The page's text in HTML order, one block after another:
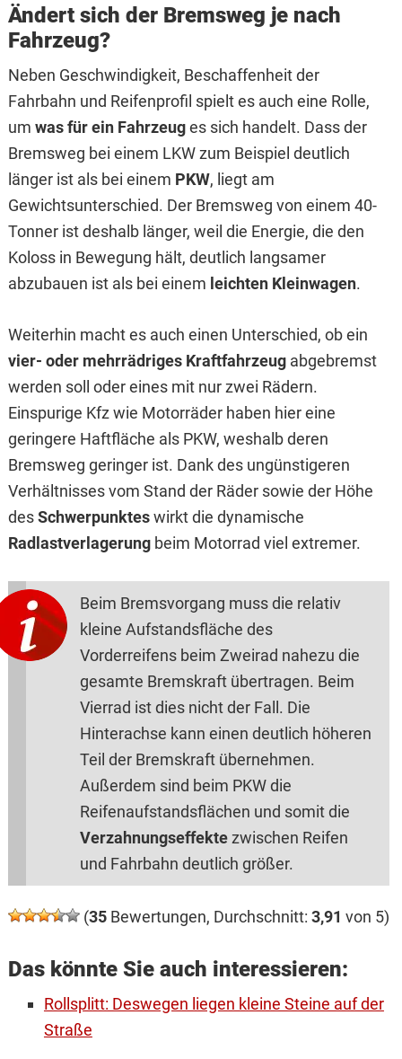
Ändert sich der Bremsweg je nach
Fahrzeug?
Neben Geschwindigkeit, Beschaffenheit der
Fahrbahn und Reifenprofil spielt es auch eine Rolle,
um was für ein Fahrzeuges sich handelt. Dass der
Bremsweg bei einem LKW zum Beispiel deutlich
länger ist als bei einem PKW, liegt am
Gewichtsunterschied. Der Bremsweg von einem 40-
Tonner ist deshalb länger, weil die Energie, die den
Koloss in Bewegung hält, deutlich langsamer
abzubauen ist als bei einem leichten Kleinwagen.
Weiterhin macht es auch einen Unterschied, ob ein
vier- oder mehrrädriges Kraftfahrzeugabgebremst
werden soll oder eines mit nur zwei Rädern.
Einspurige Kfz wie Motorräder haben hier eine
geringere Haftfläche als PKW, weshalb deren
Bremsweg geringer ist. Dank des ungünstigeren
Verhältnisses vom Stand der Räder sowie der Höhe
desSchwerpunkteswirkt die dynamische
Radlastverlagerungbeim Motorrad viel extremer.
Beim Bremsvorgang muss die relativ
kleine Aufstandsfläche des
Vorderreifens beim Zweirad nahezu die
gesamte Bremskraft übertragen. Beim
Vierrad ist dies nicht der Fall. Die
Hinterachse kann einen deutlich höheren
Teil der Bremskraft übernehmen.
Außerdem sind beim PKW die
Reifenaufstandsflächen und somit die
Verzahnungseffektezwischen Reifen
und Fahrbahn deutlich größer.
(35Bewertungen, Durchschnitt: 3,91 von 5)
Das könnte Sie auch interessieren:
Rollsplitt: Deswegen liegen kleine Steine auf der
Straße